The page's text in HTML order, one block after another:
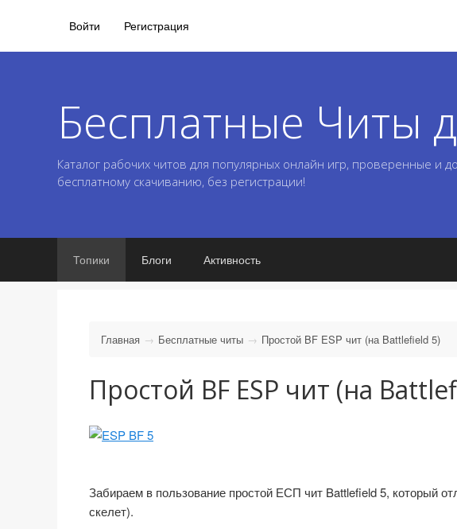
Войти Регистрация
Бесплатные Читы
Каталог рабочих читов для популярных онлайн игр, проверенные и
бесплатному скачиванию, без регистрации!
Топики Блоги Активность
Главная Бесплатные читы Простой BF ESP чит (на Battlefield 5)
Простой BF ESP чит (на
Забираем в пользование простой ЕСП чит Battlefield 5, который
скелет).